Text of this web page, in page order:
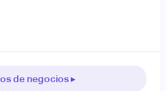
de negocios ▸